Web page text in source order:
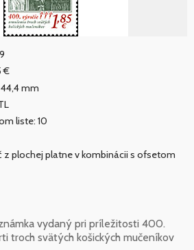
€
mm
liste: 10
z plochej platne v kombinácii s ofsetom
vydaný pri príležitosti 400.
troch svätých košických mučeníkov